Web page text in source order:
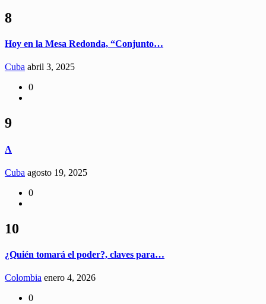
8
Hoy en la Mesa Redonda, “Conjunto…
Cuba abril 3, 2025
0
9
A
Cuba agosto 19, 2025
0
10
¿Quién tomará el poder?, claves para…
Colombia enero 4, 2026
0